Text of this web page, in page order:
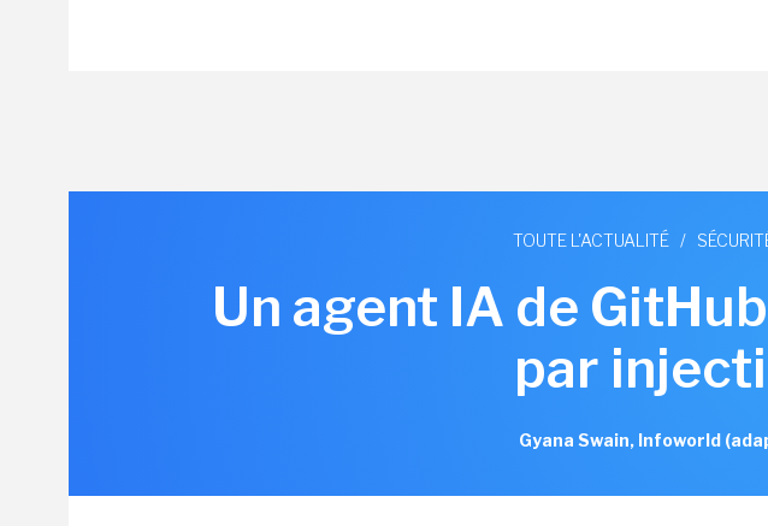
TOUTE L'ACTUALITÉ /
Un agent IA de
par
Gyana Swain, Infoworld